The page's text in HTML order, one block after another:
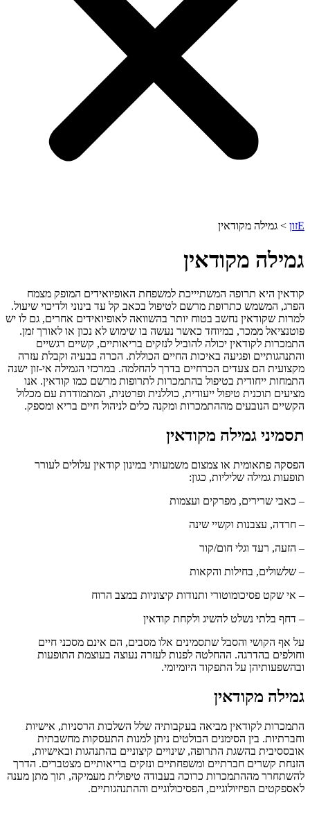
Eזון > גמילה מקודאין
גמילה מקודאין
קודאין היא תרופה המשתיייכת למשפחת האופיואידים המופק מצמח
הפרג, המשמש כתרופת מרשם לטיפול בכאב קל עד בינוני ולדיכוי שיעול.
למרות שקודאין נחשב בטוח יותר בהשוואה לאופיואידים אחרים, גם לו יש
פוטנציאל ממכר, במיוחד כאשר נעשה בו שימוש לא נכון או לאורך זמן.
התמכרות לקודאין יכולה להוביל לנזקים בריאותיים, קשיים רגשיים
והתנהגותיים ופגיעה באיכות החיים הכוללת. הכרה בבעיה וקבלת עזרה
מקצועית הם צעדים הכרחיים בדרך להחלמה. במרכזי הגמילה אי-זון ישנה
התמחות ייחודית בטיפול בהתמכרות לתרופות מרשם כמו קודאין. אנו
מציעים תוכנית טיפול ייעודית, כוללנית ופרטנית, המתמודדת עם מכלול
הקשיים הנובעים מההתמכרות ומקנה כלים לניהול חיים בריא ומספק.
תסמיני גמילה מקודאין
הפסקה פתאומית או צמצום משמעותי במינון קודאין עלולים לעורר
תופעות גמילה שליליות, כגון:
– כאבי שרירים, מפרקים ועצמות
– חרדה, עצבנות וקשיי שינה
– הזעה, רעד וגלי חום/קור
– שלשולים, בחילות והקאות
– אי שקט פסיכומוטורי ותנודות קיצוניות במצב הרוח
– דחף בלתי נשלט להשיג ולקחת קודאין
על אף הקושי והסבל שתסמינים אלו מסבים, הם אינם מסכני חיים
וחולפים בהדרגה. ההחלטה לפנות לעזרה נעוצה בעוצמת התופעות
ובהשפעותיהן על התפקוד היומיומי.
גמילה מקודאין
התמכרות לקודאין מביאה בעקבותיה שלל השלכות הרסניות, אישיות
וחברתיות. בין הסימנים הבולטים ניתן למנות התעסקות מחשבתית
אובססיבית בהשגת התרופה, שינויים קיצוניים בהתנהגות ובאישיות,
הזנחת קשרים חברתיים ומשפחתיים ונזקים בריאותיים מצטברים. הדרך
להשתחרר מההתמכרות כרוכה בעבודה טיפולית מעמיקה, תוך מתן מענה
לאספקטים הפיזיולוגיים, הפסיכולוגיים וההתנהגותיים.